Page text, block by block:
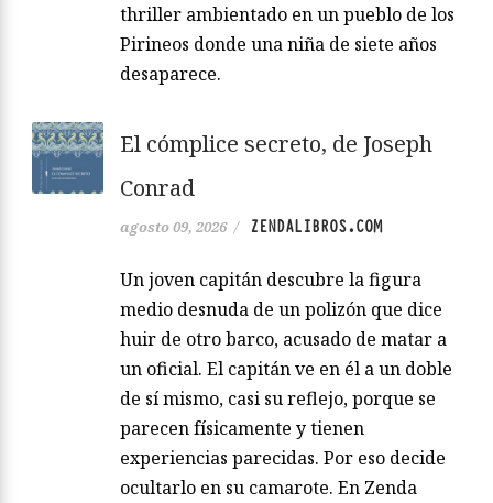
thriller ambientado en un pueblo de los
Pirineos donde una niña de siete años
desaparece.
El cómplice secreto, de Joseph
Conrad
agosto 09, 2026 / ZENDALIBROS.COM
Un joven capitán descubre la figura
medio desnuda de un polizón que dice
huir de otro barco, acusado de matar a
un oficial. El capitán ve en él a un doble
de sí mismo, casi su reflejo, porque se
parecen físicamente y tienen
experiencias parecidas. Por eso decide
ocultarlo en su camarote. En Zenda